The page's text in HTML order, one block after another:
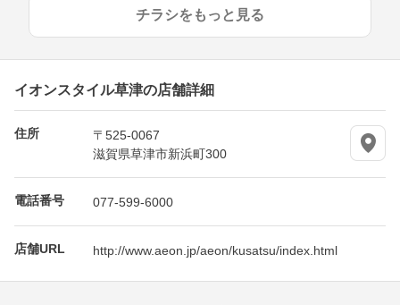
チラシをもっと見る
イオンスタイル草津の店舗詳細
住所
〒525-0067
滋賀県草津市新浜町300
電話番号 077-599-6000
店舗URL http://www.aeon.jp/aeon/kusatsu/index.html